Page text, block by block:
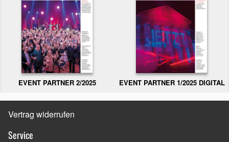
EVENT PARTNER 2/2025 EVENT PARTNER 1/2025 DIGITAL
Vertrag widerrufen
Service